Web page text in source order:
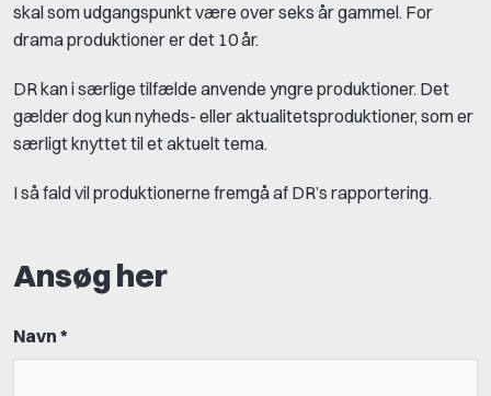
skal som udgangspunkt være over seks år gammel. For
drama produktioner er det 10 år.
DR kan i særlige tilfælde anvende yngre produktioner. Det
gælder dog kun nyheds- eller aktualitetsproduktioner, som er
særligt knyttet til et aktuelt tema.
I så fald vil produktionerne fremgå af DR’s rapportering.
Ansøg her
Navn *